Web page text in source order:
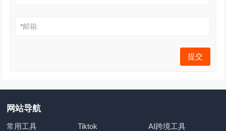
*邮箱:
网站导航
常用工具 Tiktok
AI跨境工具